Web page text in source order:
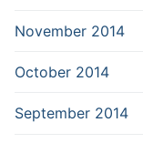
November 2014
October 2014
September 2014